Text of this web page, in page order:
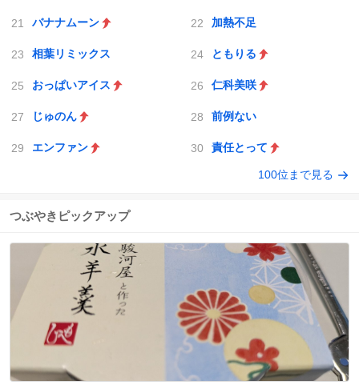
バナナムーン 加熱不足
相葉リミックス ともりる
おっぱいアイス 仁科美咲
じゅのん 前例ない
エンファン 責任とって
100位まで見る
つぶやきピックアップ